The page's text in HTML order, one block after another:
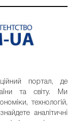
портал, де
та світу. Ми
технологій,
аналітичні